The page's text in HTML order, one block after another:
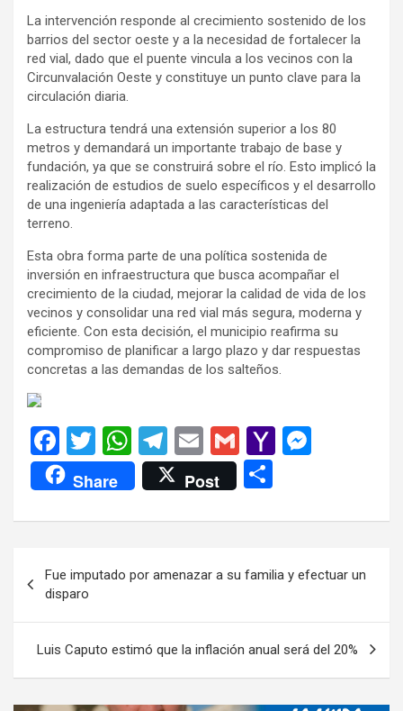
La intervención responde al crecimiento sostenido de los
barrios del sector oeste y a la necesidad de fortalecer la
red vial, dado que el puente vincula a los vecinos con la
Circunvalación Oeste y constituye un punto clave para la
circulación diaria.
La estructura tendrá una extensión superior a los 80
metros y demandará un importante trabajo de base y
fundación, ya que se construirá sobre el río. Esto implicó la
realización de estudios de suelo específicos y el desarrollo
de una ingeniería adaptada a las características del
terreno.
Esta obra forma parte de una política sostenida de
inversión en infraestructura que busca acompañar el
crecimiento de la ciudad, mejorar la calidad de vida de los
vecinos y consolidar una red vial más segura, moderna y
eficiente. Con esta decisión, el municipio reafirma su
compromiso de planificar a largo plazo y dar respuestas
concretas a las demandas de los salteños.
F
a
ce
b
o
k
T
wi
tt
er
W
h
at
s
p
p
T
el
e
gr
m
E
m
ail
G
m
ail
Y
o
M
ail
n
er
Share Post
m
p
ar
tir
de
entradas
Fue imputado por amenazar a su familia y efectuar un
disparo
Luis Caputo estimó que la inflación anual será del 20%